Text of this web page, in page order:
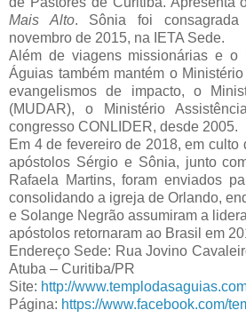
Mais Alto. Sônia foi
novembro de 2015, na IETA Sede.
Além de viagens missionárias e o
Águias também mantém o
evangelismos de impacto, o
(MUDAR), o Ministério
congresso CONLIDER, desde 2005.
Em 4 de fevereiro de 2018, em
apóstolos Sérgio e Sônia, junto
Rafaela Martins, foram enviados
consolidando a igreja de Orlando,
e Solange Negrão assumiram a
apóstolos retornaram ao Brasil em
Endereço Sede: Rua Jovino
Atuba – Curitiba/PR
Site: http://
Página: https://www.facebook.com/